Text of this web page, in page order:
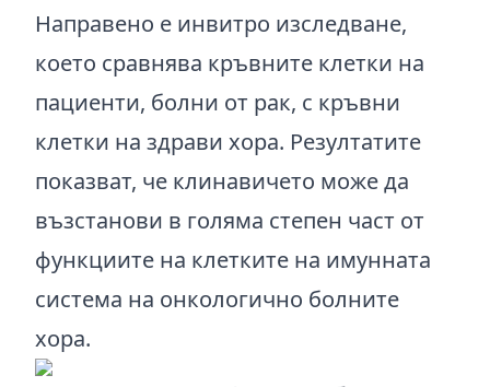
Направено е инвитро изследване,
което сравнява кръвните клетки на
пациенти, болни от рак, с кръвни
клетки на здрави хора. Резултатите
показват, че клинавичето може да
възстанови в голяма степен част от
функциите на клетките на имунната
система на онкологично болните
хора.